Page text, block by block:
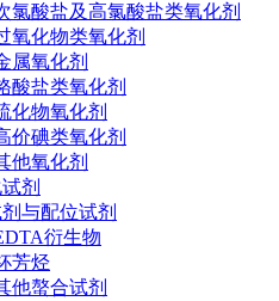
氯酸盐及高氯酸盐类氧化剂
氧化物类氧化剂
属氧化剂
酸盐类氧化剂
化物氧化剂
价碘类氧化剂
他氧化剂
剂
与配位试剂
衍生物
芳烃
他螯合试剂